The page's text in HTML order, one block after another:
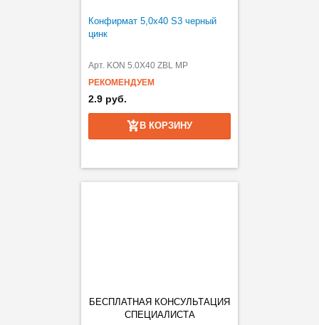
Конфирмат 5,0х40 S3 черный
цинк
Арт. KON 5.0X40 ZBL MP
РЕКОМЕНДУЕМ
2.9 руб.
В КОРЗИНУ
БЕСПЛАТНАЯ КОНСУЛЬТАЦИЯ
СПЕЦИАЛИСТА